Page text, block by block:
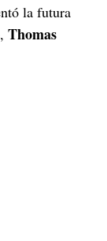
la futura
Thomas